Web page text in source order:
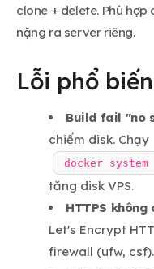
clone + delete. Phù
nặng ra server riêng.
Lỗi phổ
Build fail "no
chiếm disk. Chạy
docker
tăng disk VPS.
HTTPS không
Let's Encrypt
firewall (ufw, csf).